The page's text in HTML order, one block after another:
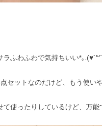
ふわふわで気持ちいい*｡
セットなのだけど、もう使い
使ったりしているけど、万